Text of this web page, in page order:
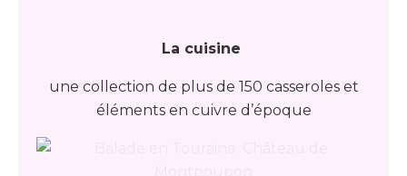
La cuisine
une collection de plus de 150 casseroles et
éléments en cuivre d’époque